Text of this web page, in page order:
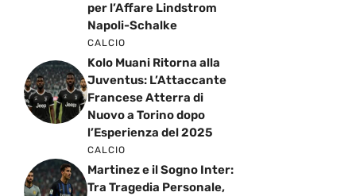
per l’Affare Lindstrom
Napoli-Schalke
CALCIO
Kolo Muani Ritorna alla
Juventus: L’Attaccante
Francese Atterra di
Nuovo a Torino dopo
l’Esperienza del 2025
CALCIO
Martinez e il Sogno Inter:
Tra Tragedia Personale,